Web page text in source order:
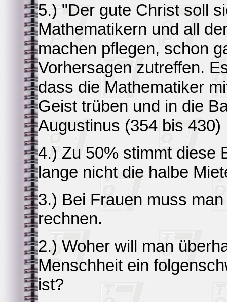
5.) "Der gute Christ soll
Mathematikern und all
machen pflegen, schon
Vorhersagen zutreffen.
dass die Mathematiker
Geist trüben und in die
Augustinus (354 bis 430)
4.) Zu 50% stimmt diese
lange nicht die halbe
3.) Bei Frauen muss
rechnen.
2.) Woher will man
Menschheit ein
ist?